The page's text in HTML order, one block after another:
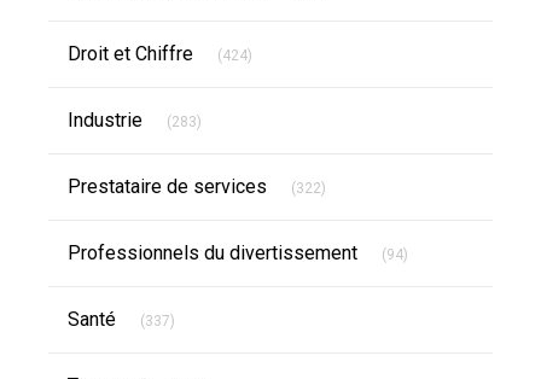
Droit et Chiffre (424)
Industrie (283)
Prestataire de services (322)
Professionnels du divertissement (94)
Santé (337)